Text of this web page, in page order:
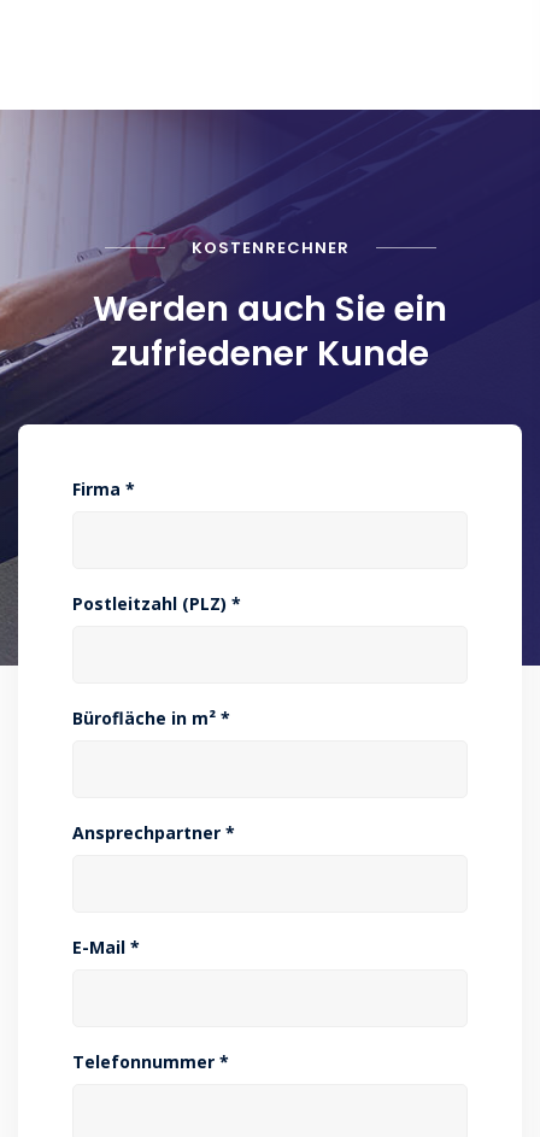
KOSTENRECHNER
Werden auch Sie ein
zufriedener Kunde
Firma *
Postleitzahl (PLZ) *
Bürofläche in m² *
Ansprechpartner *
E-Mail *
Telefonnummer *